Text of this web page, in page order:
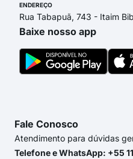
ENDEREÇO
Rua Tabapuã, 743 - Itaim
Baixe nosso app
Fale Conosco
Atendimento para dúvidas
Telefone e WhatsApp: +55